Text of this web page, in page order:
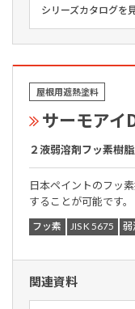
シリーズカタログを
屋根用遮熱塗料
サーモアイ
２液弱溶剤フッ素樹
日本ペイントのフッ
することが可能です。
フッ素 JIS K 5675 弱
関連資料